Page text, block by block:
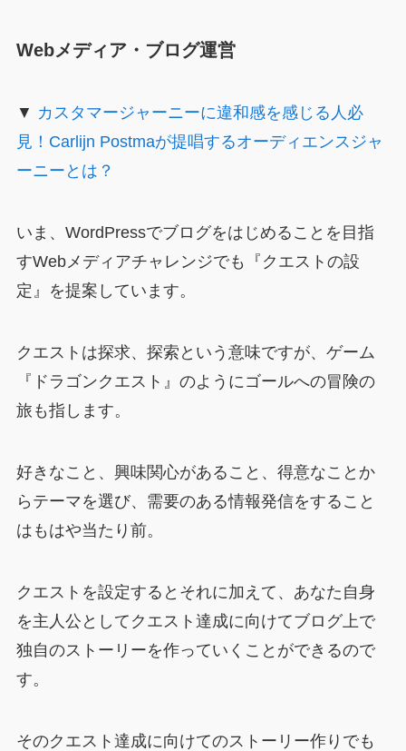
Webメディア・ブログ運営
▼ カスタマージャーニーに違和感を感じる人必
見！Carlijn Postmaが提唱するオーディエンスジャ
ーニーとは？
いま、WordPressでブログをはじめることを目指
すWebメディアチャレンジでも『クエストの設
定』を提案しています。
クエストは探求、探索という意味ですが、ゲーム
『ドラゴンクエスト』のようにゴールへの冒険の
旅も指します。
好きなこと、興味関心があること、得意なことか
らテーマを選び、需要のある情報発信をすること
はもはや当たり前。
クエストを設定するとそれに加えて、あなた自身
を主人公としてクエスト達成に向けてブログ上で
独自のストーリーを作っていくことができるので
す。
そのクエスト達成に向けてのストーリー作りでも